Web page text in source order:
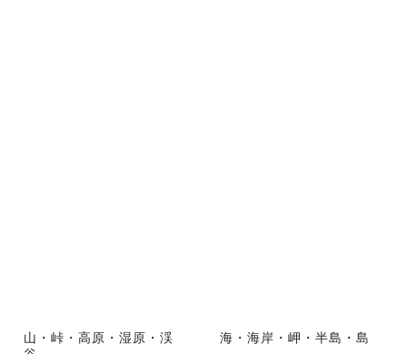
山・峠・高原・湿原・渓
海・海岸・岬・半島・島